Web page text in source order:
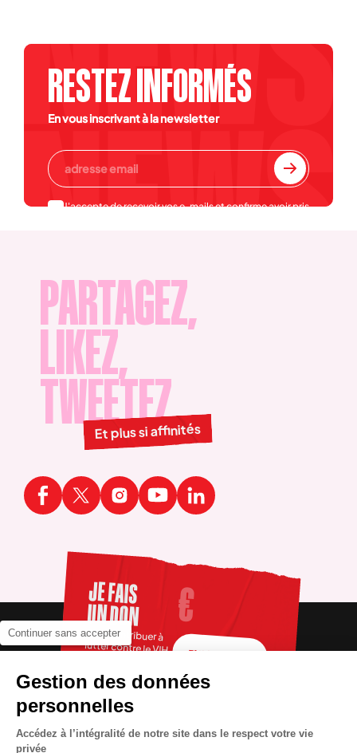
Continuer sans accepter
Gestion des données
personnelles
Accédez à l’intégralité de notre site dans le respect votre vie
privée
RESTEZ INFORMÉS
En vous inscrivant à la newsletter
J'accepte de recevoir vos e-mails et confirme avoir pris
PARTAGEZ,
LIKEZ,
TWEETEZ
Et plus si affinités
JE FAIS
UN DON
Pour contribuer à
lutter contre le VIH FAIRE UN DON